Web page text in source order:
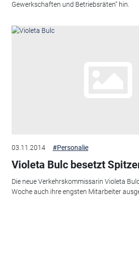
Gewerkschaften und Betriebsräten” hin.
03.11.2014 #Personalie
Violeta Bulc besetzt
Die neue Verkehrskommissarin Violeta
Woche auch ihre engsten Mitarbeiter